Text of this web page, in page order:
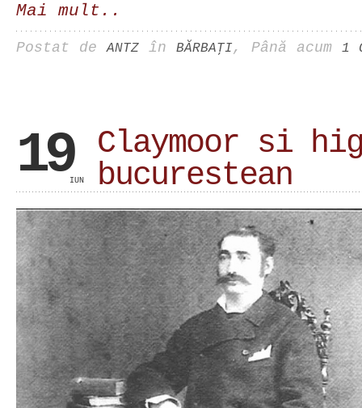
Mai mult..
Postat deANTZ în BĂRBAŢI, Până acum 1
19IUN
Claymoor si
bucurestean